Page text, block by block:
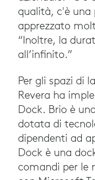
qualità, c'è una
apprezzato
“Inoltre, la
all’infinito.”
Per gli spazi di
Revera ha
Dock. Brio è
dotata di
dipendenti ad
Dock è una
comandi per le